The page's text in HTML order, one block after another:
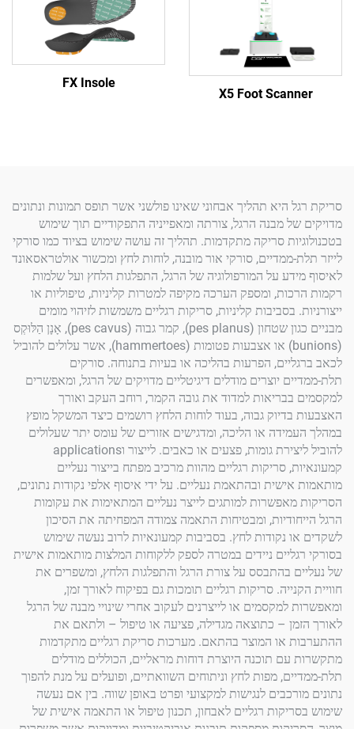
X5 Foot
היא תהליך אבחוני שאינו פולשני אשר תופס תמונות ונתונים
מבנה הרגל, צורתה ומאפייניה התפקודיים תוך שימוש
סריקה מתקדמות. תהליך זה עושה שימוש בציוד כמו סורקי
ממדיים, סורקי אור מובנה, לוחות לחץ ומכשור אולטראסאונד
על המורפולוגיה של הרגל, התפלגות הלחץ ועל שלמות
ומספק הערכה מקיפה למטרות קליניות, טיפוליות או
בסביבות קליניות, סריקות רגליים משמשות לזיהוי מומים
מבניים כגון שטחון (pes planus), קמר גבוה (pes cavus), אָנָן הַלּוּקְס
(bunions) או אצבעות פטומות (hammertoes), אשר עלולים להוביל
הפרעות בהליכה או בעיות בתנוחה. סורקים
יוצרים מודלים דיגיטליים מדויקים של הרגל, ומאפשרים
למדוד את גובה הקמר, רוחב העקב ואורך
גבוה, בעוד לוחות הלחץ רושמים כיצד המשקל מופץ
או הליכה, ומדגישים אזורים של עומס יתר שעלולים
להוביל ליצירת גומות, פצעים או כאבים. לייצור וapplications
סריקות רגליים מהוות מרכיב מפתח בייצור נעליים
ובהתאמת נעליים. על ידי איסוף אלפי נקודות נתונים,
למותגים לייצר נעליים המתאימות את עקומות
ומבטיחות התאמה צמודה המפחיתה את הסיכון
נקודות לחץ. בסביבות קמעונאיות לרוב נעשה שימוש
ניידים במטרה לספק ללקוחות המלצות מותאמות אישית
בהתבסס על צורת הרגל והתפלגות הלחץ, ומשפרים את
סריקות רגליים תומכות גם בפיקוח לאורך זמן,
או לייצרנים לעקוב אחרי שינויי מבנה של הרגל
– כתוצאה מגדילה, פציעה או טיפול – ולתאם את
או המוצר בהתאם. מערכות סריקת רגליים מתקדמות
תוכנה היוצרת דוחות מראליים, הכוללים מודלים
מפות לחץ וניתוחים השוואתיים, ופועלים על מנת להפוך
לנגישות למקצועי ופרט באופן שווה. בין אם נעשה
רגליים לאבחון, תכנון טיפול או התאמה אישית של